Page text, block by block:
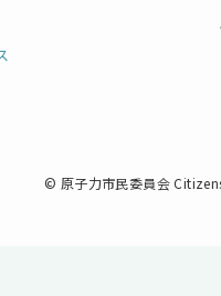
© 原子力市民委員会